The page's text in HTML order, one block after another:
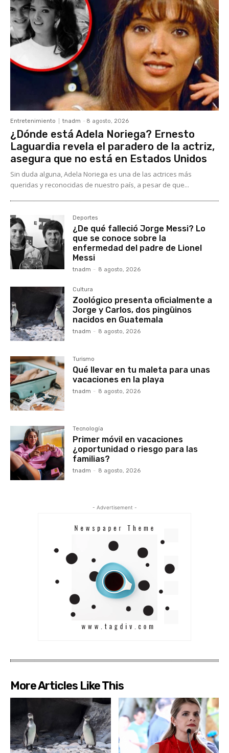
Entretenimiento tnadm - 8 agosto, 2026
¿Dónde está Adela Noriega? Ernesto
Laguardia revela el paradero de la actriz,
asegura que no está en Estados Unidos
Sin duda alguna, Adela Noriega es una de las actrices más
queridas y reconocidas de nuestro país, a pesar de que...
Deportes
¿De qué falleció Jorge Messi? Lo
que se conoce sobre la
enfermedad del padre de Lionel
Messi
tnadm - 8 agosto, 2026
Cultura
Zoológico presenta oficialmente a
Jorge y Carlos, dos pingüinos
nacidos en Guatemala
tnadm - 8 agosto, 2026
Turismo
Qué llevar en tu maleta para unas
vacaciones en la playa
tnadm - 8 agosto, 2026
Tecnología
Primer móvil en vacaciones
¿oportunidad o riesgo para las
familias?
tnadm - 8 agosto, 2026
- Advertisement -
More Articles Like This